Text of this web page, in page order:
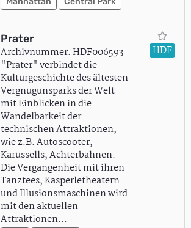
Prater
Archivnummer: HDF006593
"Prater" verbindet die
Kulturgeschichte des ältesten
Vergnügunsparks der Welt
mit Einblicken in die
Wandelbarkeit der
technischen Attraktionen,
wie z.B. Autoscooter,
Karussells, Achterbahnen.
Die Vergangenheit mit ihren
Tanztees, Kasperletheatern
und Illusionsmaschinen wird
mit den aktuellen
Attraktionen…
HDF